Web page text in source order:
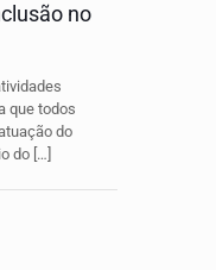
no
que todos
do
do […]